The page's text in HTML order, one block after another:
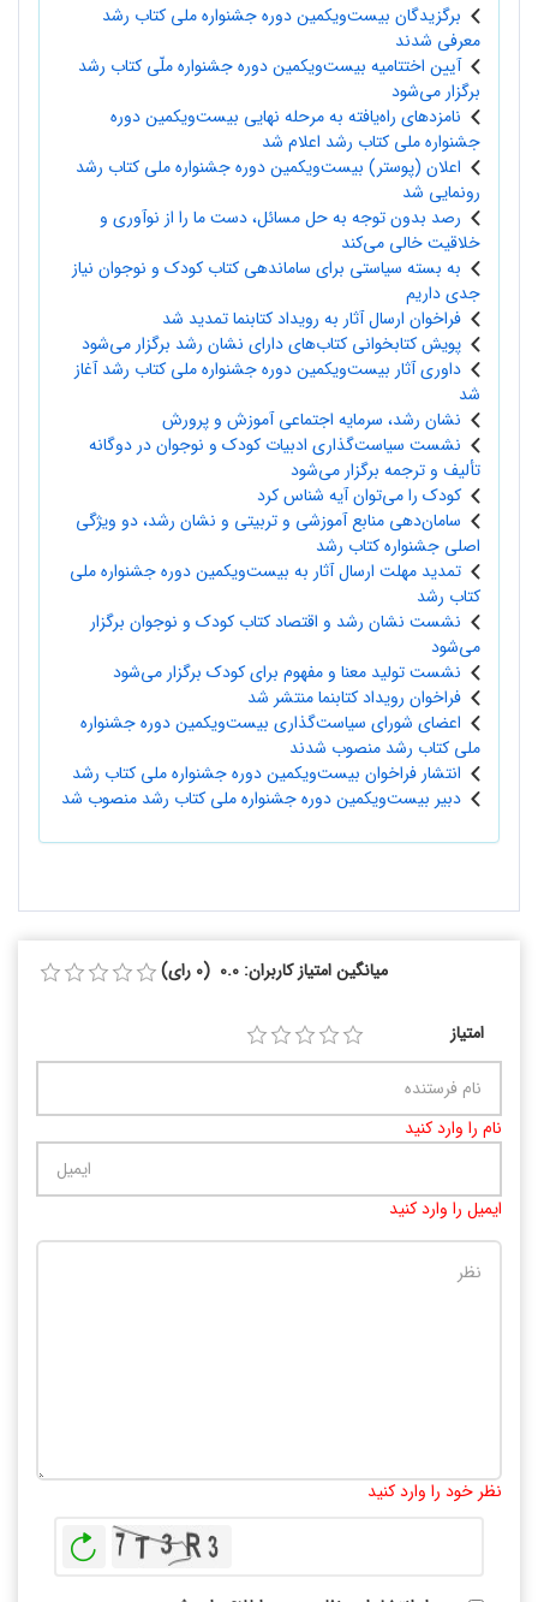
برگزیدگان بیست‌ویکمین دوره جشنواره ملی کتاب رشد
معرفی شدند
آیین اختتامیه بیست‌ویکمین دوره‌ جشنواره ملّی کتاب رشد
برگزار می‌شود
نامزدهای راه‌یافته به مرحله نهایی بیست‌ویکمین دوره
جشنواره ملی کتاب رشد اعلام شد
اعلان (پوستر) بیست‌ویکمین دوره جشنواره ملی کتاب رشد
رونمایی شد
رصد بدون توجه به حل مسائل، دست ما را از نوآوری و
خلاقیت خالی می‌کند
به بسته سیاستی برای ساماندهی کتاب کودک و نوجوان نیاز
جدی داریم
فراخوان ارسال آثار به رویداد کتابنما تمدید شد
پویش کتابخوانی کتاب‌های دارای نشان رشد برگزار می‌شود
داوری آثار بیست‌ویکمین دوره جشنواره ملی کتاب رشد آغاز
شد
نشان رشد، سرمایه اجتماعی آموزش و پرورش
نشست سیاست‌گذاری ادبیات کودک و نوجوان در دوگانه
تألیف و ترجمه برگزار می‌شود
کودک را می‌توان آیه شناس کرد
سامان‌دهی منابع آموزشی و تربیتی و نشان رشد، دو ویژگی
اصلی جشنواره کتاب رشد
تمدید مهلت ارسال آثار به بیست‌ویکمین دوره جشنواره ملی
کتاب رشد
نشست نشان رشد و اقتصاد کتاب کودک و نوجوان برگزار
می‌شود
نشست تولید معنا و مفهوم برای کودک برگزار می‌شود
فراخوان رویداد کتابنما منتشر شد
اعضای شورای سیاست‌گذاری بیست‌ویکمین دوره جشنواره
ملی کتاب رشد منصوب شدند
انتشار فراخوان بیست‌ویکمین دوره جشنواره ملی کتاب رشد
دبیر بیست‌ویکمین دوره جشنواره ملی کتاب رشد منصوب شد
میانگین امتیاز کاربران: 0.0 (0 رای)
امتیاز
نام را وارد کنید
ایمیل را وارد کنید
نظر خود را وارد کنید